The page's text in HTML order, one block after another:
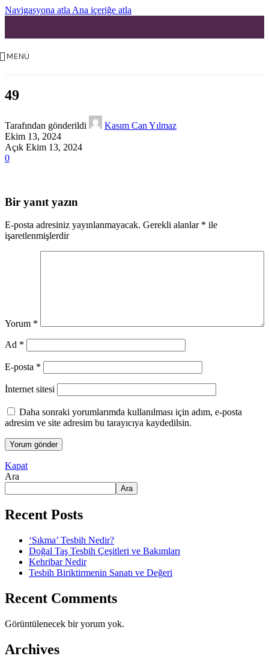
Navigasyona atla Ana içeriğe atla
MENÜ
49
Tarafından gönderildi
Kasım Can Yılmaz
Ekim 13, 2024
Açık Ekim 13, 2024
0
Bir yanıt yazın
E-posta adresiniz yayınlanmayacak. Gerekli alanlar * ile
işaretlenmişlerdir
Yorum *
Ad *
E-posta *
İnternet sitesi
Daha sonraki yorumlarımda kullanılması için adım, e-posta
adresim ve site adresim bu tarayıcıya kaydedilsin.
Kapat
Ara
Ara
Recent Posts
‘Sıkma’ Tesbih Nedir?
Doğal Taş Tesbih Çeşitleri ve Bakımları
Kehribar Nedir
Tesbih Biriktirmenin Sanatı ve Değeri
Recent Comments
Görüntülenecek bir yorum yok.
Archives